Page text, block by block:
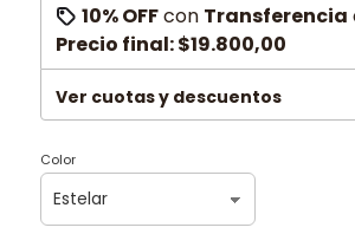
10% OFFcon Transferencia
Precio final:$19.800,00
Ver cuotas y descuentos
Color